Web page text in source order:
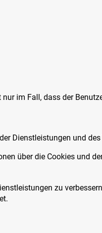
im Fall, dass der
Dienstleistungen und
über die Cookies und
zu